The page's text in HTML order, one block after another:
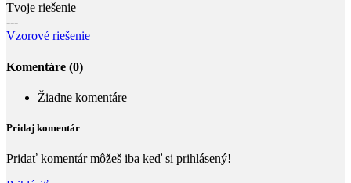
Tvoje riešenie
---
Vzorové riešenie
Komentáre (0)
Žiadne komentáre
Pridaj komentár
Pridať komentár môžeš iba keď si prihlásený!